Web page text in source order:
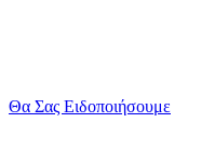
Θα Σας Ειδοποιήσουμε